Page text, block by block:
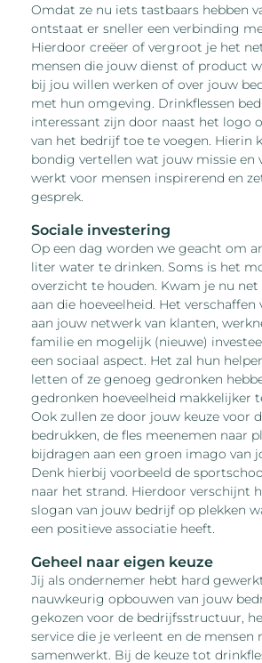
Omdat ze nu iets tastbaars hebben
ontstaat er sneller een verbinding
Hierdoor creëer of vergroot je het
mensen die jouw dienst of product
bij jou willen werken of over jouw
met hun omgeving. Drinkflessen
interessant zijn door naast het logo
van het bedrijf toe te voegen. Hierin
bondig vertellen wat jouw missie en
werkt voor mensen inspirerend en
gesprek.
Sociale investering
Op een dag worden we geacht om
liter water te drinken. Soms is het
overzicht te houden. Kwam je nu
aan die hoeveelheid. Het verschaffen
aan jouw netwerk van klanten,
familie en mogelijk (nieuwe)
een sociaal aspect. Het zal hun
letten of ze genoeg gedronken
gedronken hoeveelheid makkelijker
Ook zullen ze door jouw keuze voor
bedrukken, de fles meenemen naar
bijdragen aan een groen imago van
Denk hierbij voorbeeld de
naar het strand. Hierdoor verschijnt
slogan van jouw bedrijf op plekken
een positieve associatie heeft.
Geheel naar eigen keuze
Jij als ondernemer hebt hard
nauwkeurig opbouwen van jouw
gekozen voor de bedrijfsstructuur,
service die je verleent en de mensen
samenwerkt. Bij de keuze tot